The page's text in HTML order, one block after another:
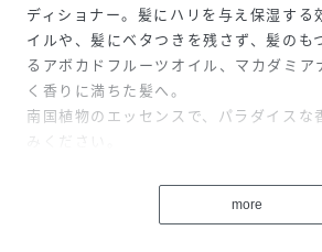
ディショナー。髪にハリを与え保湿する
イルや、髪にベタつきを残さず、髪のも
るアボカドフルーツオイル、マカダミア
く香りに満ちた髪へ。
南国植物のエッセンスで、パラダイスな
みください。
■Mango Nectar(マンゴーネクター)
マンゴーは保湿力に優れ、素早くお肌に
more